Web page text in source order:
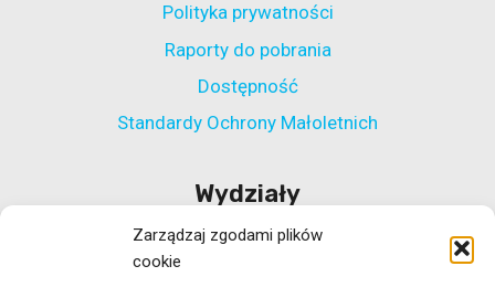
Zarządzaj zgodami plików
cookie
Polityka prywatności
Raporty do pobrania
Dostępność
Standardy Ochrony Małoletnich
Wydziały
Wydział Polityki Społecznej
Wydział ds. Rehabilitacji Zawodowej i Społecznej